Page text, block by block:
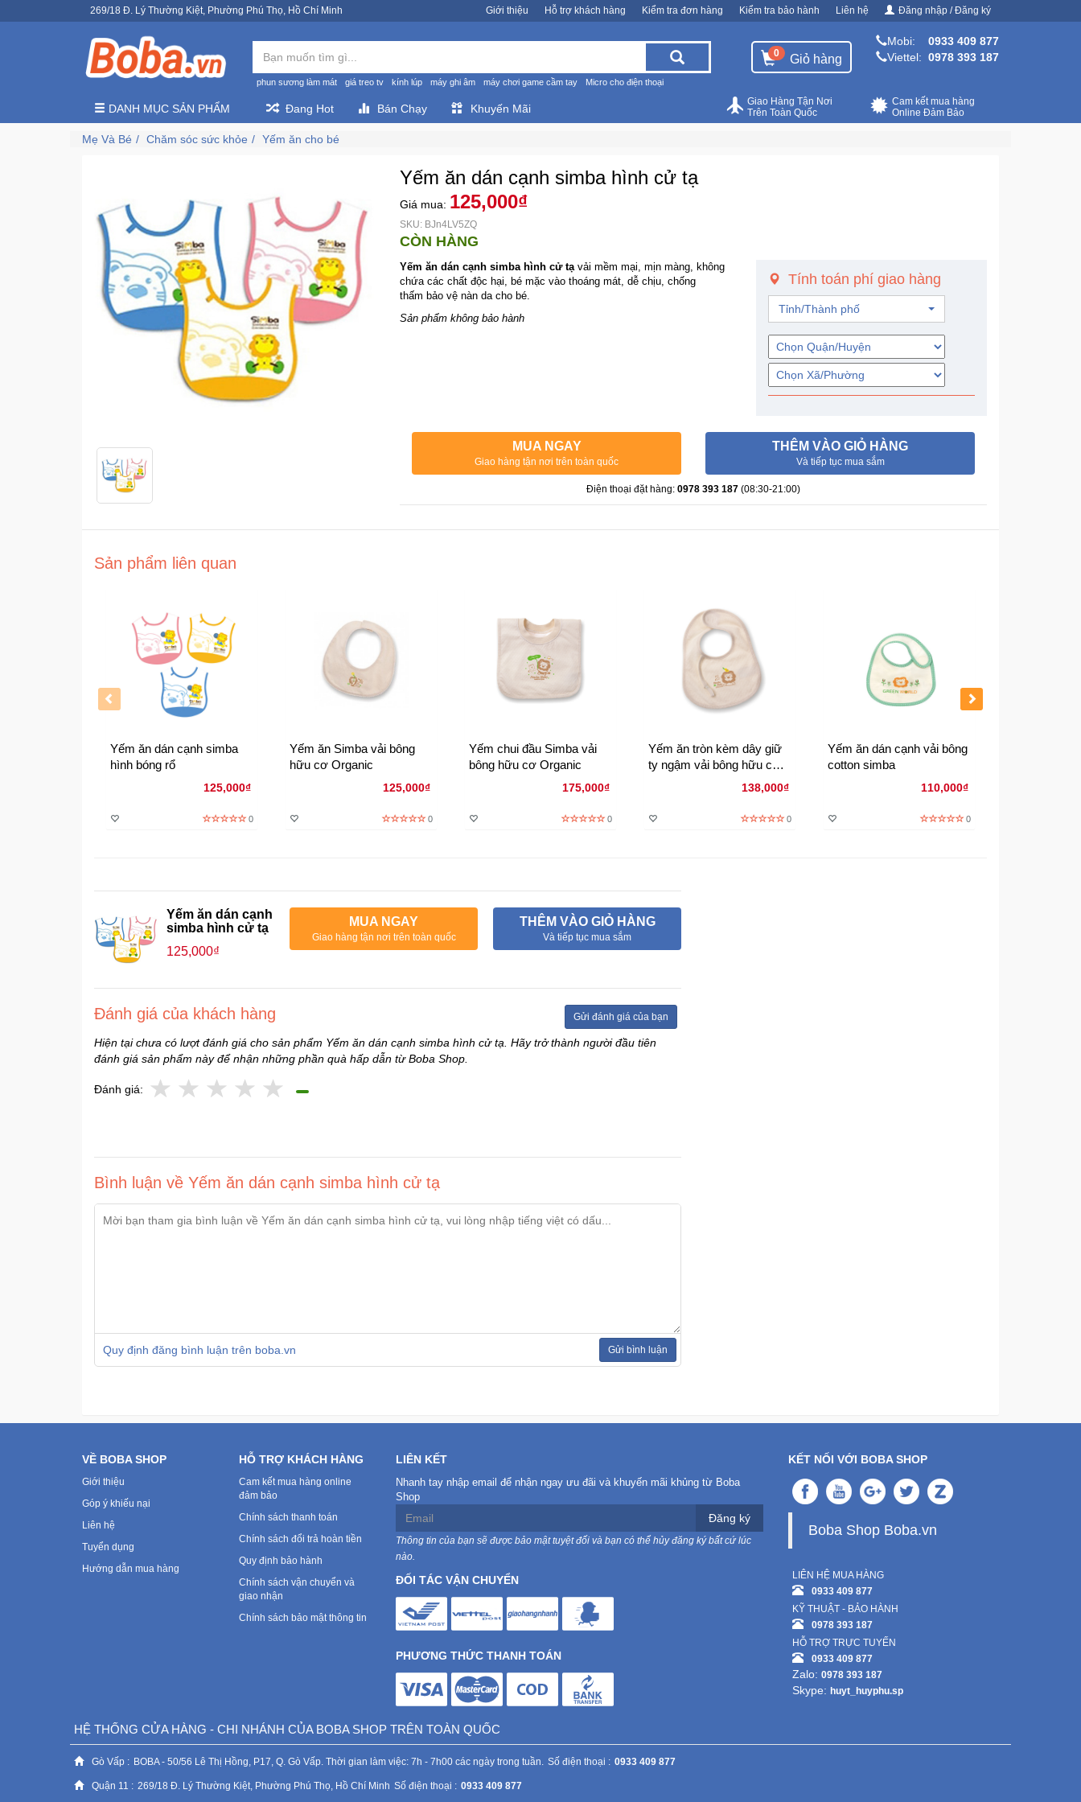
269/18 Đ. Lý Thường Kiệt, Phường Phú Thọ, Hồ Chí Minh Giới thiệu Hỗ trợ khách hàng Kiểm tra đơn hàng Kiểm tra bảo hành Liên hệ Đăng nhập / Đăng ký
phun sương làm mát giá treo tv kính lúp máy ghi âm máy chơi game cầm tay Micro cho điện thoại
0 Giỏ hàng
Mobi:
0933 409 877
Viettel: 0978 393 187
DANH MỤC SẢN PHẨM Đang Hot Bán Chạy Khuyến Mãi
Cam kết mua hàng
Online Đảm Bảo
Giao Hàng Tận Nơi
Trên Toàn Quốc
Mẹ Và Bé Chăm sóc sức khỏe Yếm ăn cho bé
Yếm ăn dán cạnh simba hình cử tạ
Giá mua: 125,000₫
SKU: BJn4LV5ZQ
CÒN HÀNG
Yếm ăn dán cạnh simba hình cử tạvải mềm mại, mịn màng, không
chứa các chất độc hại, bé mặc vào thoáng mát, dễ chịu, chống
thấm bảo vệ nàn da cho bé.
Sản phẩm không bảo hành
Tính toán phí giao hàng
Tỉnh/Thành phố
MUA NGAY
Giao hàng tận nơi trên toàn quốc
THÊM VÀO GIỎ HÀNG
Và tiếp tục mua sắm
Điện thoại đặt hàng: 0978 393 187 (08:30-21:00)
Sản phẩm liên quan
Yếm ăn dán cạnh simba
hình bóng rổ
125,000₫
0
Yếm ăn Simba vải bông
hữu cơ Organic
125,000₫
0
Yếm chui đầu Simba vải
bông hữu cơ Organic
175,000₫
0
Yếm ăn tròn kèm dây giữ
ty ngậm vải bông hữu cơ
138,000₫
0
Yếm ăn dán cạnh vải bông
cotton simba
110,000₫
0
Yếm ăn dán cạnh
simba hình cử tạ
125,000₫
MUA NGAY
Giao hàng tận nơi trên toàn quốc
THÊM VÀO GIỎ HÀNG
Và tiếp tục mua sắm
Đánh giá của khách hàng Gửi đánh giá của bạn
Hiện tại chưa có lượt đánh giá cho sản phẩm Yếm ăn dán cạnh simba hình cử tạ. Hãy trở thành người đầu tiên
đánh giá sản phẩm này để nhận những phần quà hấp dẫn từ Boba Shop.
Đánh giá:
Bình luận về Yếm ăn dán cạnh simba hình cử tạ
Quy định đăng bình luận trên boba.vn Gửi bình luận
VỀ BOBA SHOP
Giới thiệu
Góp ý khiếu nại
Liên hệ
Tuyển dụng
Hướng dẫn mua hàng
HỖ TRỢ KHÁCH HÀNG
Cam kết mua hàng online
đảm bảo
Chính sách thanh toán
Chính sách đổi trả hoàn tiền
Quy định bảo hành
Chính sách vận chuyển và
giao nhận
Chính sách bảo mật thông tin
LIÊN KẾT
Nhanh tay nhập email để nhận ngay ưu đãi và khuyến mãi khủng từ Boba
Shop
Đăng ký
Thông tin của bạn sẽ được bảo mật tuyệt đối và bạn có thể hủy đăng ký bất cứ lúc
nào.
ĐỐI TÁC VẬN CHUYỂN
PHƯƠNG THỨC THANH TOÁN
KẾT NỐI VỚI BOBA SHOP
Boba Shop Boba.vn
LIÊN HỆ MUA HÀNG
0933 409 877
KỸ THUẬT - BẢO HÀNH
0978 393 187
HỖ TRỢ TRỰC TUYẾN
0933 409 877
Zalo: 0978 393 187
Skype: huyt_huyphu.sp
HỆ THỐNG CỬA HÀNG - CHI NHÁNH CỦA BOBA SHOP TRÊN TOÀN QUỐC
Gò Vấp : BOBA - 50/56 Lê Thị Hồng, P17, Q. Gò Vấp. Thời gian làm việc: 7h - 7h00 các ngày trong tuần. Số điện thoại : 0933 409 877
Quận 11 : 269/18 Đ. Lý Thường Kiệt, Phường Phú Thọ, Hồ Chí Minh Số điện thoại : 0933 409 877